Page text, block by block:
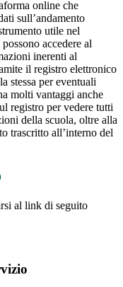
online che
sull’andamento
utile nel
accedere al
inerenti al
il registro elettronico
stessa per eventuali
molti vantaggi anche
registro per vedere tutti
della scuola, oltre alla
trascritto all’interno del
al link di seguito